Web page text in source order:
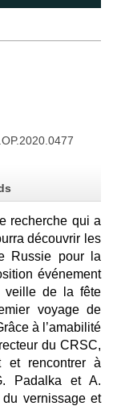
recherche qui a
découvrir les
Russie pour la
événement
veille de la fête
voyage de
à l’amabilité
du CRSC,
et rencontrer à
Padalka et A.
vernissage et